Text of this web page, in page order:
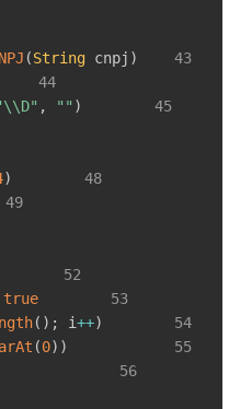
43
(String cnpj )
44
45
, "" )
48
)
49
52
53
true
54
( ) ; i++)
55
(0) )
56